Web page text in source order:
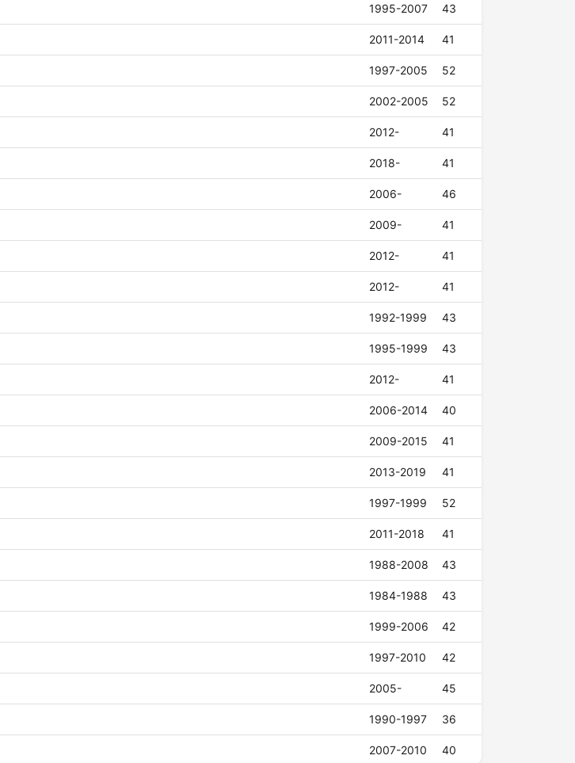
1995-2007 43
2011-2014 41
1997-2005 52
2002-2005 52
2012- 41
2018- 41
2006- 46
2009- 41
2012- 41
2012- 41
1992-1999 43
1995-1999 43
2012- 41
2006-2014 40
2009-2015 41
2013-2019 41
1997-1999 52
2011-2018 41
1988-2008 43
1984-1988 43
1999-2006 42
1997-2010 42
2005- 45
1990-1997 36
2007-2010 40